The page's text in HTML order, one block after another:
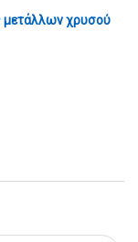
μετάλλων χρυσού